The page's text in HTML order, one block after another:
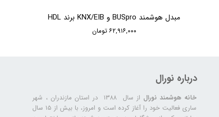
مبدل هوشمند BUSpro و KNX/EIB برند HDL
۶۲,۹۱۶,۰۰۰ تومان
درباره نورال
خانه هوشمند نورال
از سال ۱۳۸۸ در استان مازندران ، شهر
ساری فعالیت خود را آغاز کرده است و امروز، با بیش از ۱۵ سال